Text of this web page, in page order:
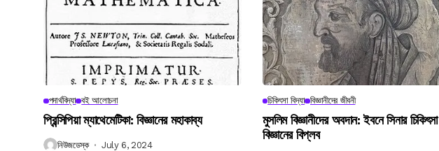
পদার্থবিদ্যা বই আলোচনা
প্রিন্সিপিয়া ম্যাথেমেটিকা: বিজ্ঞানের মহাকাব্য
নিউজডেস্ক July 6, 2024
চিকিৎসা বিদ্যা বিজ্ঞানীদের জীবনী
মুসলিম বিজ্ঞানীদের অবদান: ইবনে সিনার চিকিৎসা
বিজ্ঞানের বিপ্লব